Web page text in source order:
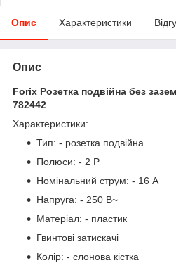
Опис Характеристики
Опис
Forix Розетка подвійна без
782442
Характеристики:
Тип: - розетка подвійна
Полюси: - 2 P
Номінальний струм: - 16 А
Напруга: - 250 В~
Матеріал: - пластик
Гвинтові затискачі
Колір: - слонова кістка